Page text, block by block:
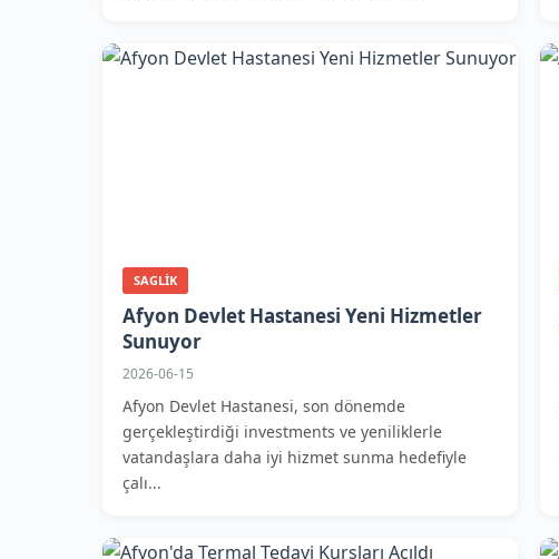
SAGLIK
Afyon Devlet Hastanesi Yeni Hizmetler
Sunuyor
2026-06-15
Afyon Devlet Hastanesi, son dönemde
gerçekleştirdiği investments ve yeniliklerle
vatandaşlara daha iyi hizmet sunma hedefiyle
çalı...